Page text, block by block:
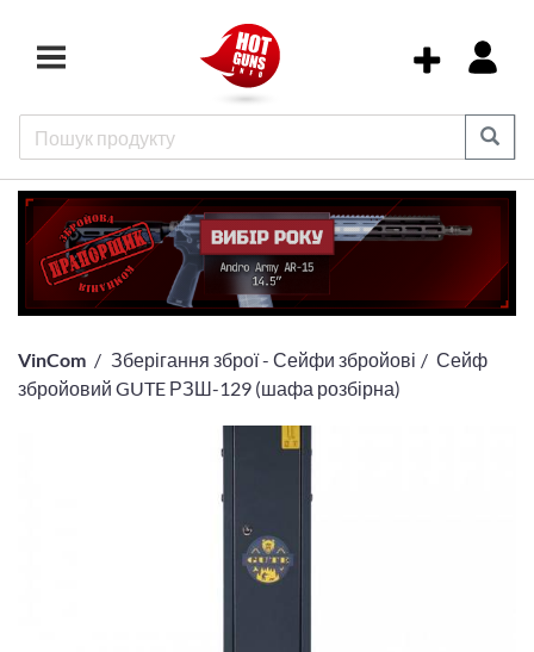
VinCom Зберігання зброї - Сейфи збройові
Сейф
збройовий GUTE РЗШ-129 (шафа розбірна)